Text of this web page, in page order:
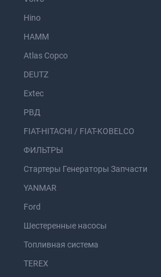
Hino
HAMM
Atlas Copco
DEUTZ
Extec
РВД
FIAT-HITACHI / FIAT-KOBELCO
ФИЛЬТРЫ
Стартеры Генераторы Запчасти
YANMAR
Ford
Шестеренные насосы
Топливная система
TEREX